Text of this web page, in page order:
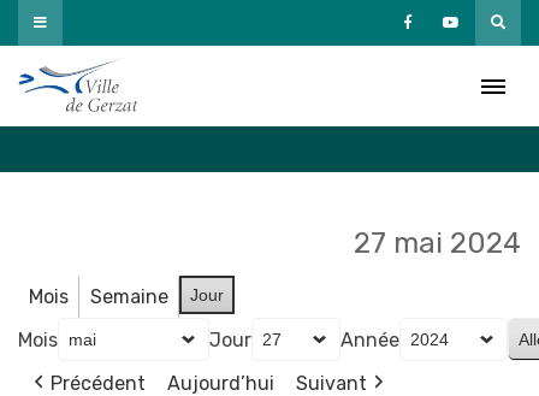
Passer
au
contenu
27 mai 2024
Mois Semaine Jour
Mois Jour
Année
Précédent
Aujourd’hui Suivant